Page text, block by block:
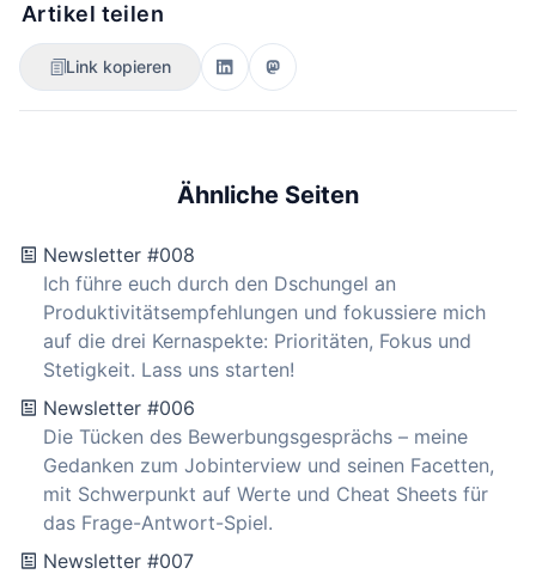
Artikel teilen
Link kopieren
Ähnliche Seiten
Newsletter #008
Ich führe euch durch den Dschungel an
Produktivitätsempfehlungen und fokussiere mich
auf die drei Kernaspekte: Prioritäten, Fokus und
Stetigkeit. Lass uns starten!
Newsletter #006
Die Tücken des Bewerbungsgesprächs – meine
Gedanken zum Jobinterview und seinen Facetten,
mit Schwerpunkt auf Werte und Cheat Sheets für
das Frage-Antwort-Spiel.
Newsletter #007